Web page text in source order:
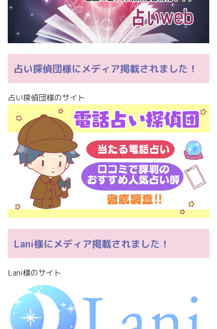
占い探偵団様にメディア掲載されました！
占い探偵団様のサイト
Lani様にメディア掲載されました！
Lani様のサイト